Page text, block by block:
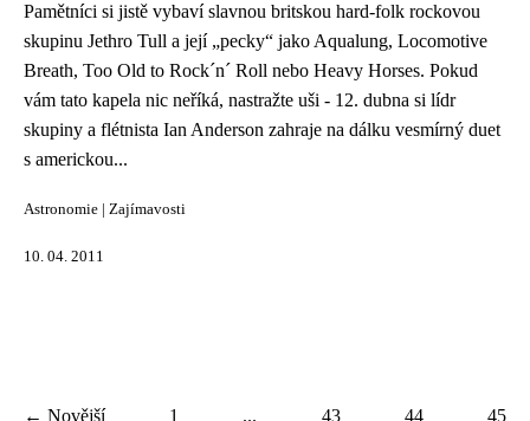
Pamětníci si jistě vybaví slavnou britskou hard-folk rockovou
skupinu Jethro Tull a její „pecky“ jako Aqualung, Locomotive
Breath, Too Old to Rock´n´ Roll nebo Heavy Horses. Pokud
vám tato kapela nic neříká, nastražte uši - 12. dubna si lídr
skupiny a flétnista Ian Anderson zahraje na dálku vesmírný duet
s americkou...
Astronomie Zajímavosti
10. 04. 2011
← Novější 1 ... 43 44 45